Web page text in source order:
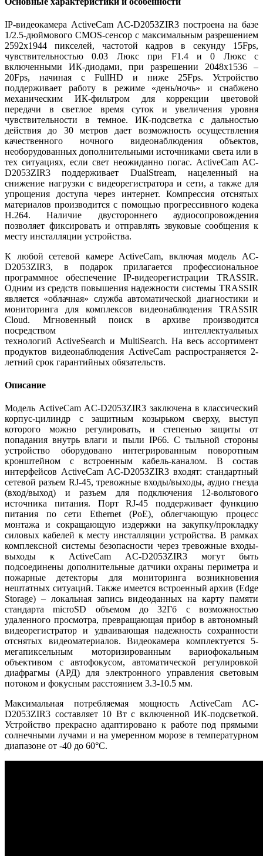
IP-видеокамера ActiveCam AC-D2053ZIR3 построена на базе
1/2.5-дюймового CMOS-сенсор с максимальным разрешением
2592x1944 пикселей, частотой кадров в секунду 15Fps,
чувствительностью 0.03 Люкс при F1.4 и 0 Люкс с
включенными ИК-диодами, при разрешении 2048x1536 –
20Fps, начиная с FullHD и ниже 25Fps. Устройство
поддерживает работу в режиме «день/ночь» и снабжено
механическим ИК-фильтром для коррекции цветовой
передачи в светлое время суток и увеличения уровня
чувствительности в темное. ИК-подсветка с дальностью
действия до 30 метров дает возможность осуществления
качественного ночного видеонаблюдения объектов,
необорудованных дополнительными источниками света или в
тех ситуациях, если свет неожиданно погас. ActiveCam AC-
D2053ZIR3 поддерживает DualStream, нацеленный на
снижение нагрузки с видеорегистратора и сети, а также для
упрощения доступа через интернет. Компрессия отснятых
материалов производится с помощью прогрессивного кодека
H.264. Наличие двустороннего аудиосопровождения
позволяет фиксировать и отправлять звуковые сообщения к
месту инсталляции устройства.
К любой сетевой камере ActiveCam, включая модель AC-
D2053ZIR3, в подарок прилагается профессиональное
программное обеспечение IP-видеорегистрации TRASSIR.
Одним из средств повышения надежности системы TRASSIR
является «облачная» служба автоматической диагностики и
мониторинга для комплексов видеонаблюдения TRASSIR
Cloud. Мгновенный поиск в архиве производится
посредством интеллектуальных
технологий ActiveSearch и MultiSearch. На весь ассортимент
продуктов видеонаблюдения ActiveCam распространяется 2-
летний срок гарантийных обязательств.
Описание
Модель ActiveCam AC-D2053ZIR3 заключена в классический
корпус-цилиндр с защитным козырьком сверху, выступ
которого можно регулировать, и степенью защиты от
попадания внутрь влаги и пыли IP66. С тыльной стороны
устройство оборудовано интегрированным поворотным
кронштейном с встроенным кабель-каналом. В состав
интерфейсов ActiveCam AC-D2053ZIR3 входят: стандартный
сетевой разъем RJ-45, тревожные входы/выходы, аудио гнезда
(вход/выход) и разъем для подключения 12-вольтового
источника питания. Порт RJ-45 поддерживает функцию
питания по сети Ethernet (PoE), облегчающую процесс
монтажа и сокращающую издержки на закупку/прокладку
силовых кабелей к месту инсталляции устройства. В рамках
комплексной системы безопасности через тревожные входы-
выходы к ActiveCam AC-D2053ZIR3 могут быть
подсоединены дополнительные датчики охраны периметра и
пожарные детекторы для мониторинга возникновения
нештатных ситуаций. Также имеется встроенный архив (Edge
Storage) – локальная запись видеоданных на карту памяти
стандарта microSD объемом до 32Гб с возможностью
удаленного просмотра, превращающая прибор в автономный
видеорегистратор и удваивающая надежность сохранности
отснятых видеоматериалов. Видеокамера комплектуется 5-
мегапиксельным моторизированным вариофокальным
объективом с автофокусом, автоматической регулировкой
диафрагмы (АРД) для электронного управления световым
потоком и фокусным расстоянием 3.3-10.5 мм.
Максимальная потребляемая мощность ActiveCam AC-
D2053ZIR3 составляет 10 Вт с включенной ИК-подсветкой.
Устройство прекрасно адаптировано к работе под прямыми
солнечными лучами и на умеренном морозе в температурном
диапазоне от -40 до 60°C.